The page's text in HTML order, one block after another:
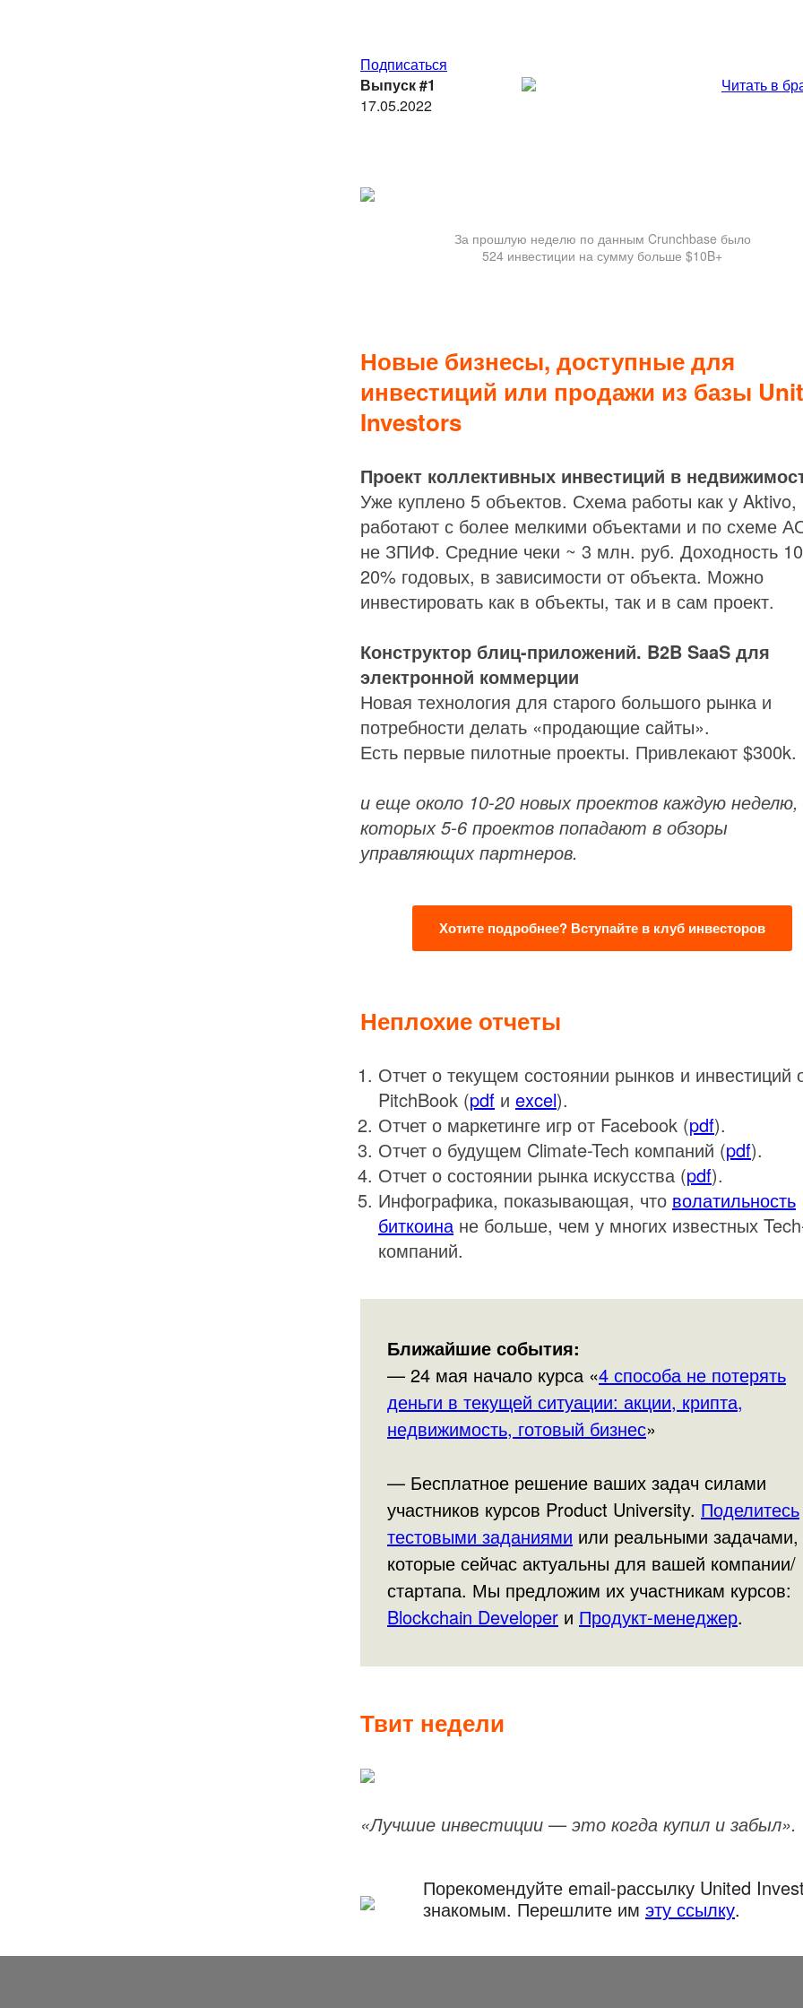
Подписаться
Выпуск #1
17.05.2022
Читать в
За прошлую неделю по данным Crunchbase было
524 инвестиции на сумму больше $10B+
Новые бизнесы, доступные для
инвестиций или продажи из базы
Investors
Проект коллективных инвестиций в
Уже куплено 5 объектов. Схема работы как у Aktivo,
работают с более мелкими объектами и по схеме
не ЗПИФ. Средние чеки ~ 3 млн. руб. Доходность
20% годовых, в зависимости от объекта. Можно
инвестировать как в объекты, так и в сам проект.
Конструктор блиц-приложений. B2B SaaS для
электронной коммерции
Новая технология для старого большого рынка и
потребности делать «продающие сайты».
Есть первые пилотные проекты. Привлекают $300k.
и еще около 10-20 новых проектов каждую неделю,
которых 5-6 проектов попадают в обзоры
управляющих партнеров.
Хотите подробнее? Вступайте в клуб инвесторов
Неплохие отчеты
Отчет о текущем состоянии рынков и инвестиций
PitchBook (pdf и excel).
Отчет о маркетинге игр от Facebook (pdf).
Отчет о будущем Climate-Tech компаний (pdf).
Отчет о состоянии рынка искусства (pdf).
Инфографика, показывающая, что волатильность
биткоинане больше, чем у многих известных
компаний.
Ближайшие события:
— 24 мая начало курса «4 способа не потерять
деньги в текущей ситуации: акции, крипта,
недвижимость, готовый бизнес»
— Бесплатное решение ваших задач силами
участников курсов Product University. Поделитесь
тестовыми заданиями или реальными задачами,
которые сейчас актуальны для вашей компании/
стартапа. Мы предложим их участникам курсов:
Blockchain Developer и Продукт-менеджер.
Твит недели
«Лучшие инвестиции — это когда купил и забыл».
Порекомендуйте email-рассылку United
знакомым. Перешлите им эту ссылку.